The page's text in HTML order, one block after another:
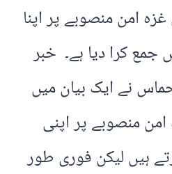
20 نکاتی غزہ امن منصوبے پر اپنا
کرا دیا ہے۔ خبر
نے ایک بیان میں
منصوبے پر اپنی
ہیں لیکن فوری طور